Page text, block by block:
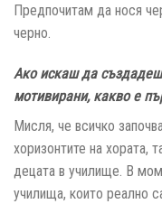
Предпочитам да нося
черно.
Ако искаш да
мотивирани, какво е
Мисля, че всичко
хоризонтите на хората,
децата в училище. В
училища, които реално